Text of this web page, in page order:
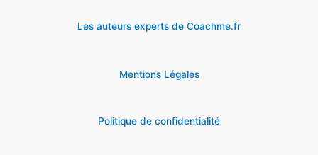
Les auteurs experts de Coachme.fr
Mentions Légales
Politique de confidentialité